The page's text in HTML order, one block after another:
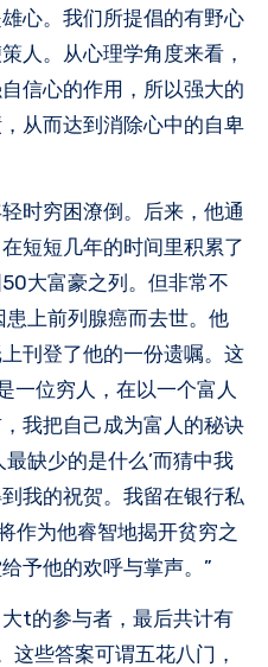
心。我们所提倡的有野心
人。从心理学角度来看，
信心的作用，所以强大的
从而达到消除心中的自卑
时穷困潦倒。后来，他通
短短几年的时间里积累了
大富豪之列。但非常不
上前列腺癌而去世。他
刊登了他的一份遗嘱。这
一位穷人，在以一个富人
我把自己成为富人的秘诀
缺少的是什么’而猜中我
我的祝贺。我留在银行私
作为他睿智地揭开贫穷之
予他的欢呼与掌声。”
t的参与者，最后共计有
这些答案可谓五花八门，